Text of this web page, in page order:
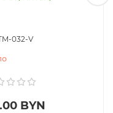
032-V
BYN